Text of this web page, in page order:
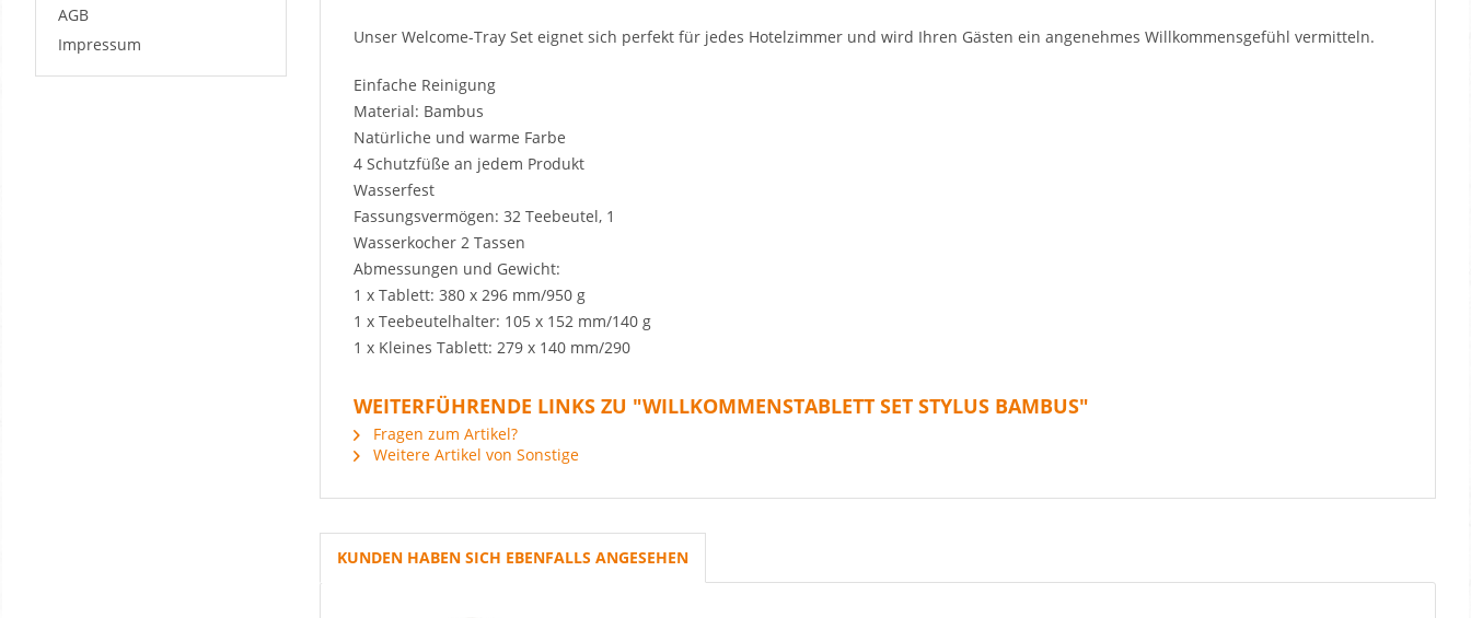
AGB
Impressum
Unser Welcome-Tray Set eignet sich perfekt für jedes Hotelzimmer und wird Ihren Gästen ein angenehmes Willkommensgefühl vermitteln.
Einfache Reinigung
Material: Bambus
Natürliche und warme Farbe
4 Schutzfüße an jedem Produkt
Wasserfest
Fassungsvermögen: 32 Teebeutel, 1
Wasserkocher 2 Tassen
Abmessungen und Gewicht:
1 x Tablett: 380 x 296 mm/950 g
1 x Teebeutelhalter: 105 x 152 mm/140 g
1 x Kleines Tablett: 279 x 140 mm/290
WEITERFÜHRENDE LINKS ZU "WILLKOMMENSTABLETT SET STYLUS BAMBUS"
Fragen zum Artikel?
Weitere Artikel von Sonstige
KUNDEN HABEN SICH EBENFALLS ANGESEHEN